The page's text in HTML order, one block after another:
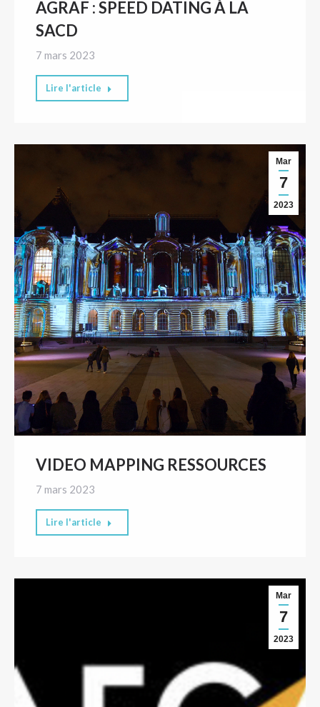
AGRAF : SPEED DATING À LA
SACD
7 mars 2023
Lire l'article
Mar
7
2023
VIDEO MAPPING RESSOURCES
7 mars 2023
Lire l'article
Mar
7
2023